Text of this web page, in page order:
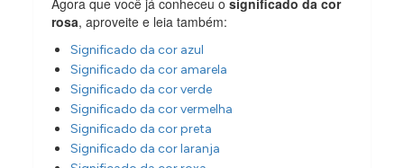
rosa, aproveite e leia também:
Significado da cor azul
Significado da cor amarela
Significado da cor verde
Significado da cor vermelha
Significado da cor preta
Significado da cor laranja